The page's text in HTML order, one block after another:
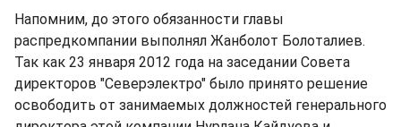
Напомним, до этого обязанности главы
распредкомпании выполнял Жанболот Болоталиев.
Так как 23 января 2012 года на заседании Совета
директоров "Северэлектро" было принято решение
освободить от занимаемых должностей генерального